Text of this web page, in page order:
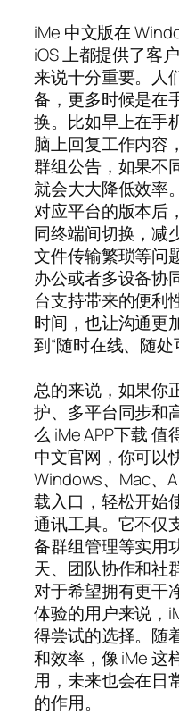
iMe 中文版在
iOS 上都提供了客
来说十分重要。人
备，更多时候是在
换。比如早上在手
脑上回复工作内容
群组公告，如果不
就会大大降低效率
对应平台的版本后
同终端间切换，减
文件传输繁琐等问
办公或者多设备协
台支持带来的便利
时间，也让沟通更
到“随时在线、随处
总的来说，如果你
护、多平台同步和
么 iMe APP下载 值
中文官网，你可以
Windows、Mac、
载入口，轻松开始
通讯工具。它不仅
备群组管理等实用
天、团队协作和社
对于希望拥有更干
体验的用户来说，
得尝试的选择。随
和效率，像 iMe 这
用，未来也会在日
的作用。